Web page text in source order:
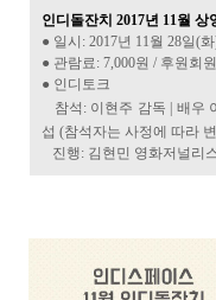
인디돌잔치 2017년 11월 상
● 일시: 2017년 11월 28일(
● 관람료: 7,000원 / 후원회
● 인디토크
참석: 이현주 감독 | 배우
섭 (참석자는 사정에 따라
진행: 김현민 영화저널리